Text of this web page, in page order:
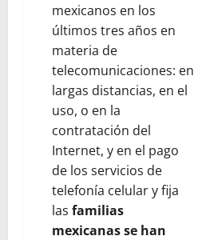
mexicanos en los
últimos tres años en
materia de
telecomunicaciones: en
largas distancias, en el
uso, o en la
contratación del
Internet, y en el pago
de los servicios de
telefonía celular y fija
las familias
mexicanas se han